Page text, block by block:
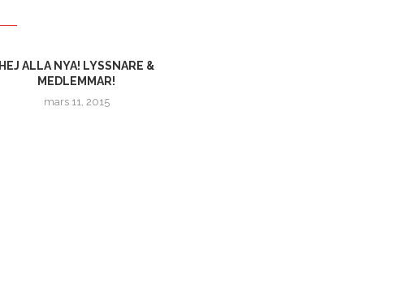
HEJ ALLA NYA! LYSSNARE &
MEDLEMMAR!
mars 11, 2015